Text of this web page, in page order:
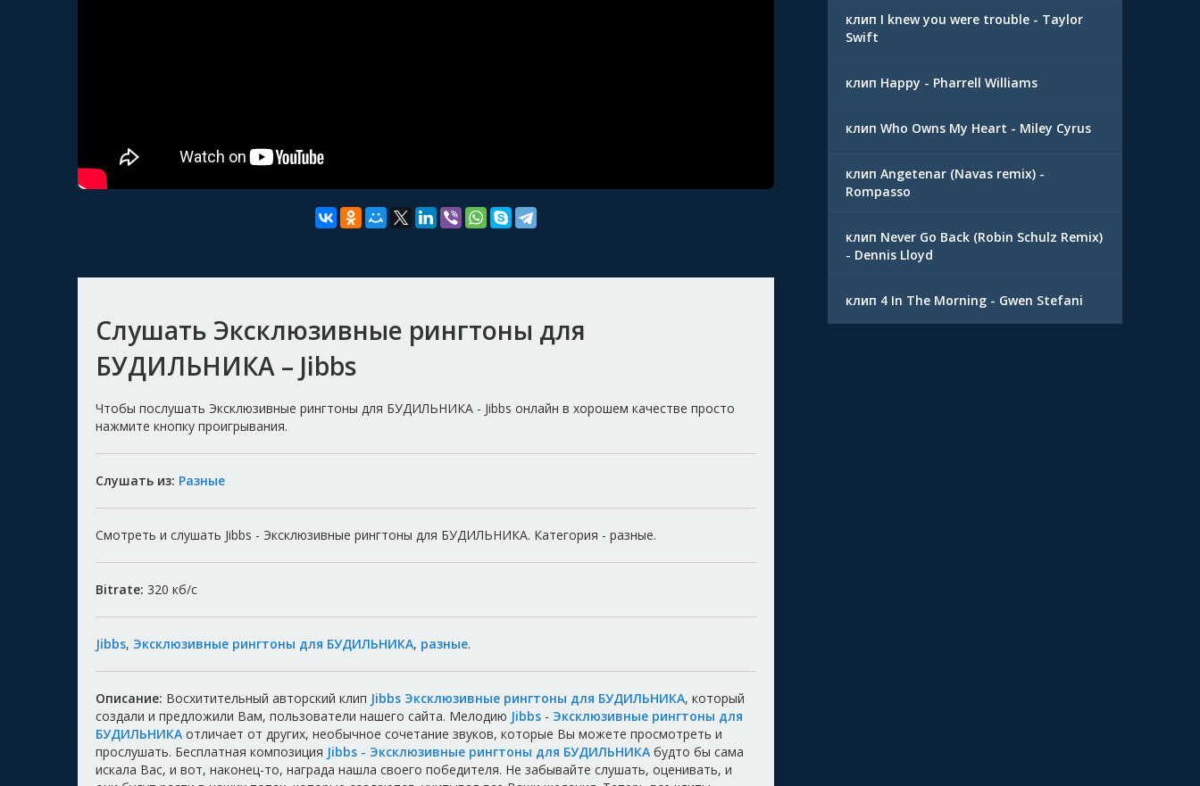
Слушать Эксклюзивные рингтоны для
БУДИЛЬНИКА – Jibbs
Чтобы послушать Эксклюзивные рингтоны для БУДИЛЬНИКА - Jibbs онлайн в хорошем качестве просто
нажмите кнопку проигрывания.
Слушать из: Разные
Смотреть и слушать Jibbs - Эксклюзивные рингтоны для БУДИЛЬНИКА. Категория - разные.
Bitrate: 320 кб/с
Jibbs, Эксклюзивные рингтоны для БУДИЛЬНИКА, разные.
Описание: Восхитительный авторский клип Jibbs Эксклюзивные рингтоны для БУДИЛЬНИКА, который
создали и предложили Вам, пользователи нашего сайта. Мелодию Jibbs - Эксклюзивные рингтоны для
БУДИЛЬНИКА отличает от других, необычное сочетание звуков, которые Вы можете просмотреть и
прослушать. Бесплатная композиция Jibbs - Эксклюзивные рингтоны для БУДИЛЬНИКА будто бы сама
искала Вас, и вот, наконец-то, награда нашла своего победителя. Не забывайте слушать, оценивать, и
клип I knew you were trouble - Taylor
Swift
клип Happy - Pharrell Williams
клип Who Owns My Heart - Miley Cyrus
клип Angetenar (Navas remix) -
Rompasso
клип Never Go Back (Robin Schulz Remix)
- Dennis Lloyd
клип 4 In The Morning - Gwen Stefani